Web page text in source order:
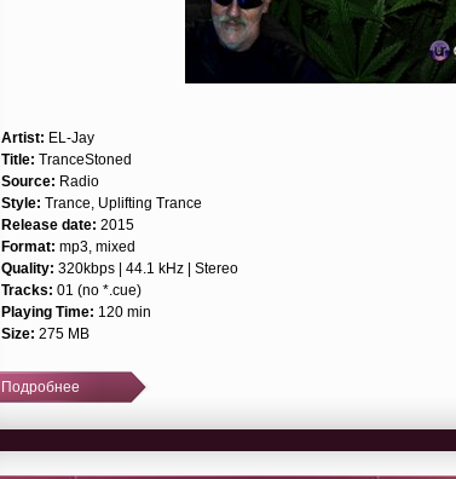
Artist: EL-Jay
Title: TranceStoned
Source: Radio
Style: Trance, Uplifting Trance
Release date: 2015
Format: mp3, mixed
Quality: 320kbps | 44.1 kHz | Stereo
Tracks: 01 (no *.cue)
Playing Time: 120 min
Size: 275 MB
Подробнее